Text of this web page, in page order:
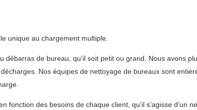
unique au chargement multiple.
de bureau, qu’il soit petit ou grand. Nous avons
Nos équipes de nettoyage de bureaux sont
fonction des besoins de chaque client, qu’il s’agisse d’un